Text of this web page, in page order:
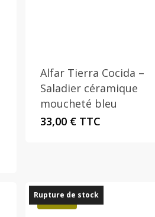
Alfar Tierra Cocida –
Saladier céramique
moucheté bleu
33,00 € TTC
Rupture de stock
Promo !